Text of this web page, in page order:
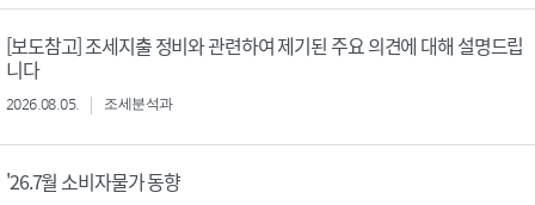
[보도참고] 조세지출 정비와 관련하여 제기된 주요 의견에 대해 설명드립
니다
2026.08.05. 조세분석과
'26.7월 소비자물가 동향